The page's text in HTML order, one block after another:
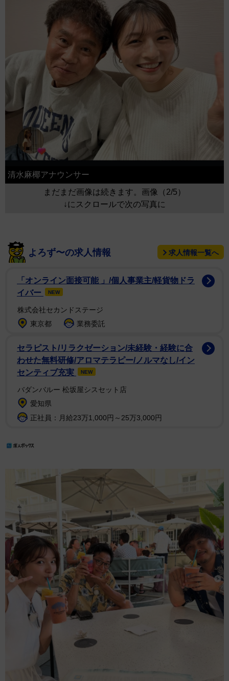
清水麻椰アナウンサー
まだまだ画像は続きます。画像（2/5）
↓にスクロールで次の写真に
よろず〜の求人情報 求人情報一覧へ
「オンライン面接可能 」/個人事業主/軽貨物ドラ
イバー
NEW
株式会社セカンドステージ
東京都
業務委託
セラピスト/リラクゼーション/未経験・経験に合
わせた無料研修/アロマテラピー/ノルマなし/イン
センティブ充実
NEW
バダンバルー 松坂屋シスセット店
愛知県
正社員：月給23万1,000円～25万3,000円